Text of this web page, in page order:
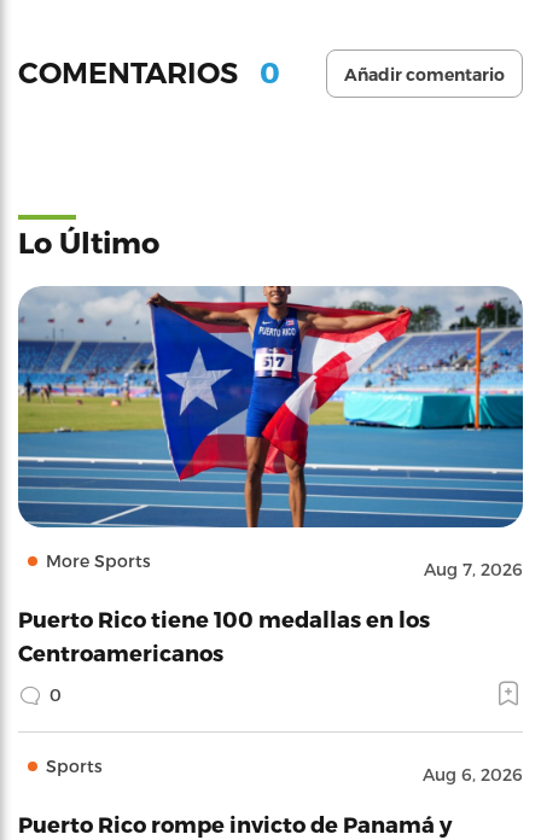
COMENTARIOS 0 Añadir comentario
Lo Último
More Sports Aug 7, 2026
Puerto Rico tiene 100 medallas en los
Centroamericanos
0
Sports Aug 6, 2026
Puerto Rico rompe invicto de Panamá y